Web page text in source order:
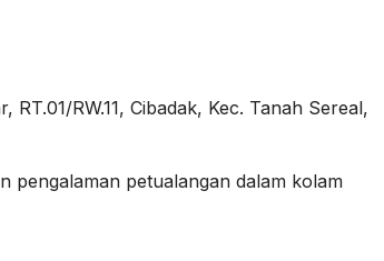
RW.11, Cibadak, Kec. Tanah Sereal,
pengalaman petualangan dalam kolam